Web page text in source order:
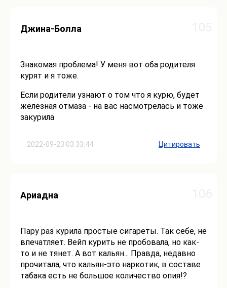
2022-09-23 03:33:44
Джина-Болла
Знакомая проблема! У меня вот оба родителя
курят и я тоже.
Если родители узнают о том что я курю, будет
железная отмаза - на вас насмотрелась и тоже
закурила
Цитировать
Ариадна
Пару раз курила простые сигареты. Так себе, не
впечатляет. Вейп курить не пробовала, но как-
то и не тянет. А вот кальян... Правда, недавно
прочитала, что кальян-это наркотик, в составе
табака есть не большое количество опия!?